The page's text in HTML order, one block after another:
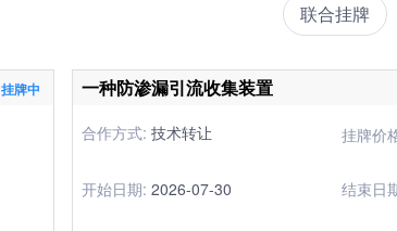
联合挂牌
挂牌中 一种防渗漏引流收集装置
合作方式: 技术转让 挂牌价
开始日期: 2026-07-30 结束日